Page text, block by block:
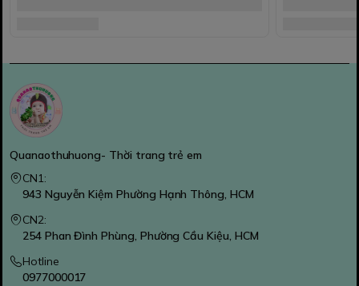
Quanaothuhuong- Thời trang trẻ em
CN1:
943 Nguyễn Kiệm Phường Hạnh Thông, HCM
CN2:
254 Phan Đình Phùng, Phường Cầu Kiệu, HCM
Hotline
0977000017